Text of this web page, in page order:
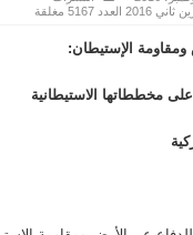
الإستيطان:
مخططاتها الاستيطانية